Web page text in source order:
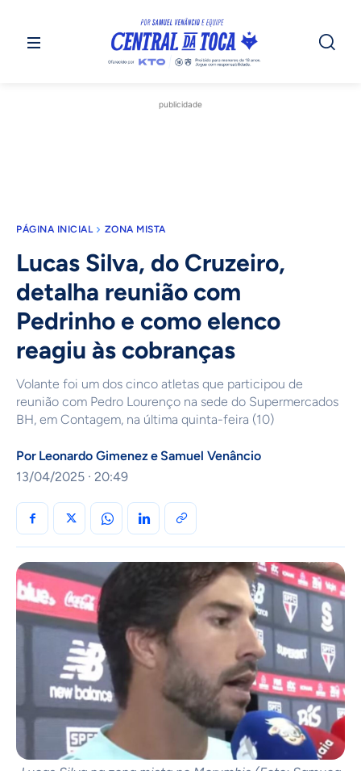
publicidade
PÁGINA INICIAL ZONA MISTA
Lucas Silva, do Cruzeiro,
detalha reunião com
Pedrinho e como elenco
reagiu às cobranças
Volante foi um dos cinco atletas que participou de
reunião com Pedro Lourenço na sede do Supermercados
BH, em Contagem, na última quinta-feira (10)
Por Leonardo Gimeneze Samuel Venâncio
13/04/2025 · 20:49